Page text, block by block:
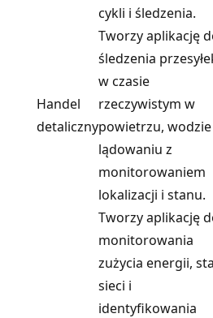
cykli i śledzenia.
Handel
detaliczny
Tworzy aplikację
śledzenia
w czasie
rzeczywistym w
powietrzu,
lądowaniu z
monitorowaniem
lokalizacji i stanu.
Tworzy aplikację
monitorowania
zużycia energii,
sieci i
identyfikowania